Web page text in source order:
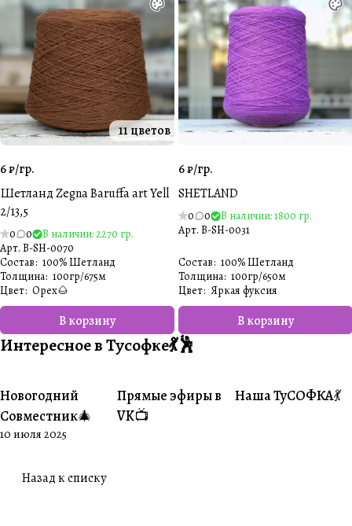
11 цветов
6 ₽/гр.
Шетланд Zegna Baruffa art Yell
2/13,5
0 0
В наличии: 2270 гр.
Арт. B-SH-0070
В корзину
Состав: 100% Шетланд
Толщина: 100гр/675м
Цвет: Орех🌰
6 ₽/гр.
SHETLAND
0 0
В наличии: 1800 гр.
Арт. B-SH-0031
В корзину
Состав: 100% Шетланд
Толщина: 100гр/650м
Цвет: Яркая фуксия
Интересное в Тусофке💃🕺
#Совместники
Новогодний
Совместник🎄
10 июля 2025
#Житуха
Прямые эфиры в
VK📺
#Совместники
Наша ТуСОФКА💃
Назад к списку